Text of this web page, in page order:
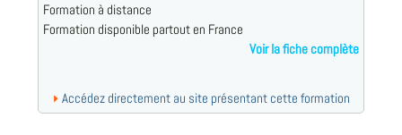
Formation à distance
Formation disponible partout en France
Voir la fiche complète
Accédez directement au site présentant cette formation